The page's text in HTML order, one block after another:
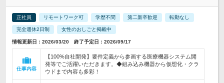
正社員 リモートワーク可 学歴不問 第二新卒歓迎 転勤なし
完全週休2日制 女性のおしごと掲載中
情報更新日：2026/03/20 終了予定日：2026/09/17
仕事内容
【100%自社開発】要件定義から参画する医療機器システム開
発等でご活躍いただきます。◆組み込み機器から仮想化・クラ
ウドまで内容も多彩！